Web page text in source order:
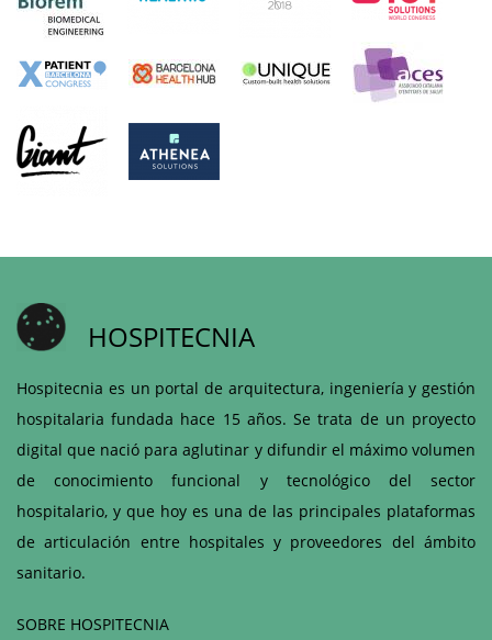
HOSPITECNIA
Hospitecnia es un portal de arquitectura, ingeniería y gestión
hospitalaria fundada hace 15 años. Se trata de un proyecto
digital que nació para aglutinar y difundir el máximo volumen
de conocimiento funcional y tecnológico del sector
hospitalario, y que hoy es una de las principales plataformas
de articulación entre hospitales y proveedores del ámbito
sanitario.
SOBRE HOSPITECNIA